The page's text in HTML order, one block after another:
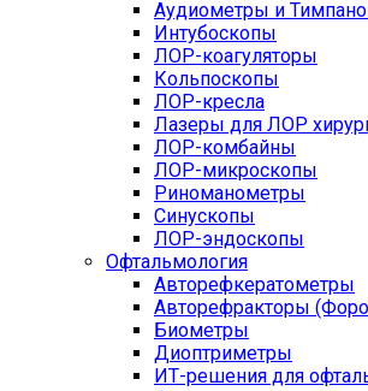
Аудиометры и
Интубоскопы
ЛОР-коагуляторы
Кольпоскопы
ЛОР-кресла
Лазеры для ЛОР
ЛОР-комбайны
ЛОР-микроскопы
Риноманометры
Синускопы
ЛОР-эндоскопы
Офтальмология
Авторефкератометры
Авторефракторы
Биометры
Диоптриметры
ИТ-решения для